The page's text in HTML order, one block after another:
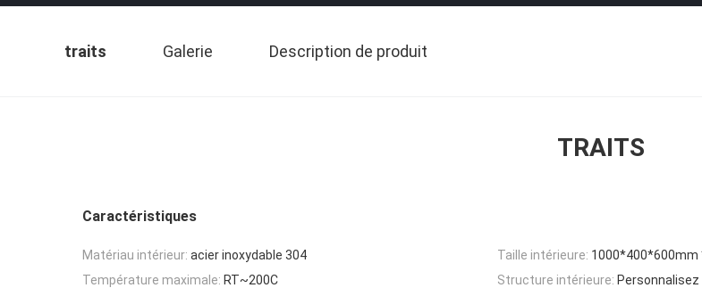
traits Galerie Description de produit
TRAITS
Caractéristiques
Matériau intérieur: acier inoxydable 304 Taille intérieure: 1000*400*600mm
Température maximale: RT~200C Structure intérieure: